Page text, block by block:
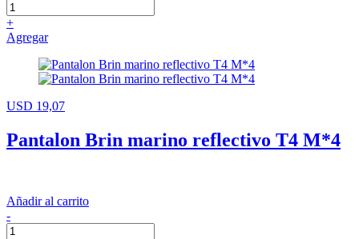
+
Agregar
USD 19,07
Pantalon Brin marino reflectivo T4 M*4
Añadir al carrito
-